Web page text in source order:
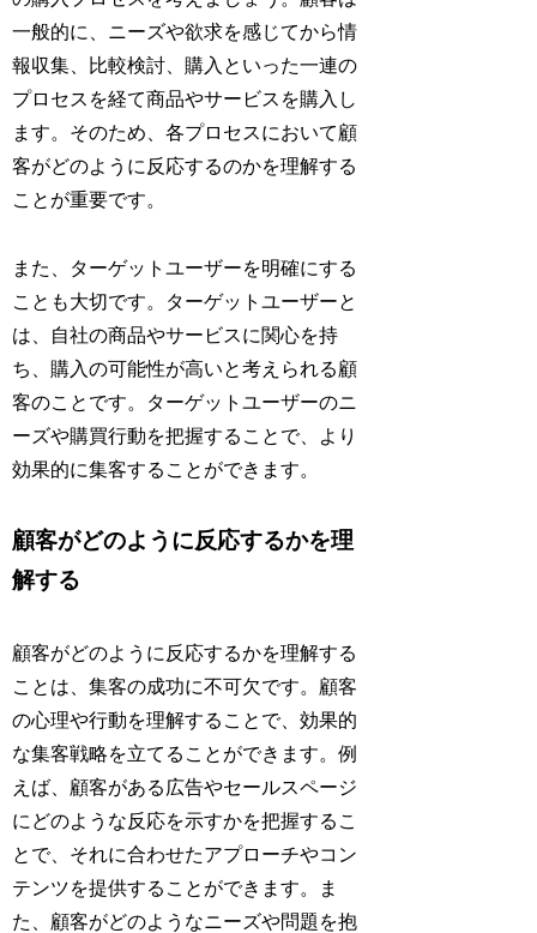
一般的に、ニーズや欲求を感じてから情
報収集、比較検討、購入といった一連の
プロセスを経て商品やサービスを購入し
ます。そのため、各プロセスにおいて顧
客がどのように反応するのかを理解する
ことが重要です。
また、ターゲットユーザーを明確にする
ことも大切です。ターゲットユーザーと
は、自社の商品やサービスに関心を持
ち、購入の可能性が高いと考えられる顧
客のことです。ターゲットユーザーのニ
ーズや購買行動を把握することで、より
効果的に集客することができます。
顧客がどのように反応するかを理
解する
顧客がどのように反応するかを理解する
ことは、集客の成功に不可欠です。顧客
の心理や行動を理解することで、効果的
な集客戦略を立てることができます。例
えば、顧客がある広告やセールスページ
にどのような反応を示すかを把握するこ
とで、それに合わせたアプローチやコン
テンツを提供することができます。ま
た、顧客がどのようなニーズや問題を抱